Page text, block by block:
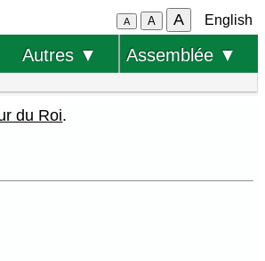
A A A English
Autres ▼ Assemblée ▼
du Roi.